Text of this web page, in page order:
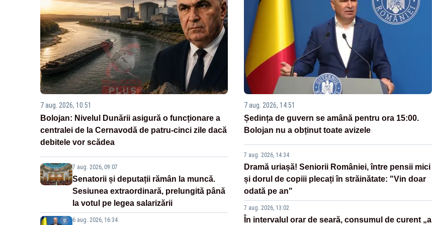
7 aug. 2026, 10:51
Bolojan: Nivelul Dunării asigură o funcționare a
centralei de la Cernavodă de patru-cinci zile dacă
debitele vor scădea
7 aug. 2026, 09:07
Senatorii și deputații rămân la muncă.
Sesiunea extraordinară, prelungită până
la votul pe legea salarizării
6 aug. 2026, 16:34
7 aug. 2026, 14:51
Ședința de guvern se amână pentru ora 15:00.
Bolojan nu a obținut toate avizele
7 aug. 2026, 14:34
Dramă uriașă! Seniorii României, între pensii mici
și dorul de copiii plecați în străinătate: "Vin doar
odată pe an"
7 aug. 2026, 13:02
În intervalul orar de seară, consumul de curent „a